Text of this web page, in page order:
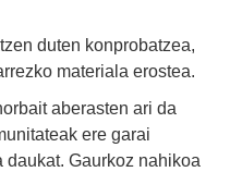
duten konprobatzea,
materiala erostea.
aberasten ari da
ere garai
Gaurkoz nahikoa